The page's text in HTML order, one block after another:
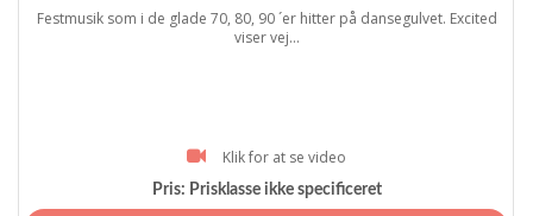
Festmusik som i de glade 70, 80, 90 ´er hitter på dansegulvet. Excited
viser vej...
Klik for at se video
Pris: Prisklasse ikke specificeret